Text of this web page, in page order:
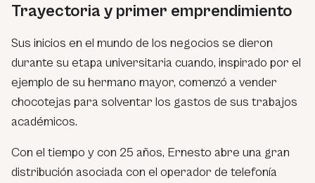
Trayectoria y primer emprendimiento
Sus inicios en el mundo de los negocios se dieron
durante su etapa universitaria cuando, inspirado por el
ejemplo de su hermano mayor, comenzó a vender
chocotejas para solventar los gastos de sus trabajos
académicos.
Con el tiempo y con 25 años, Ernesto abre una gran
distribución asociada con el operador de telefonía